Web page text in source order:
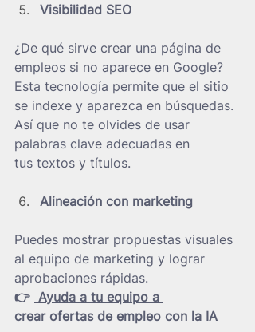
Visibilidad SEO
¿De qué sirve crear una página de
empleos si no aparece en Google?
Esta tecnología permite que el sitio
se indexe y aparezca en búsquedas.
Así que no te olvides de usar
palabras clave adecuadas en
tus textos y títulos.
Alineación con marketing
Puedes mostrar propuestas visuales
al equipo de marketing y lograr
aprobaciones rápidas.
👉 Ayuda a tu equipo a
crear ofertas de empleo con la IA